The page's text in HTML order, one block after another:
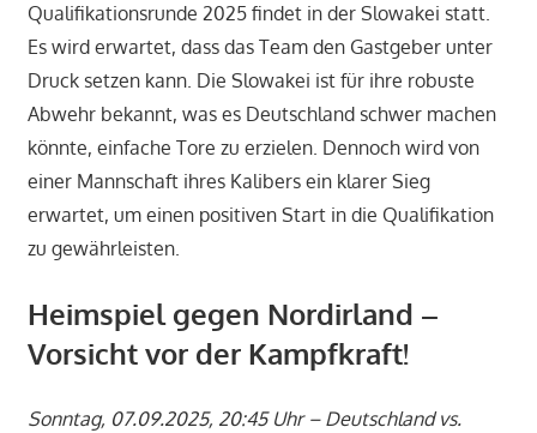
Qualifikationsrunde 2025 findet in der Slowakei statt.
Es wird erwartet, dass das Team den Gastgeber unter
Druck setzen kann. Die Slowakei ist für ihre robuste
Abwehr bekannt, was es Deutschland schwer machen
könnte, einfache Tore zu erzielen. Dennoch wird von
einer Mannschaft ihres Kalibers ein klarer Sieg
erwartet, um einen positiven Start in die Qualifikation
zu gewährleisten.
Heimspiel gegen Nordirland –
Vorsicht vor der Kampfkraft!
Sonntag, 07.09.2025, 20:45 Uhr – Deutschland vs.